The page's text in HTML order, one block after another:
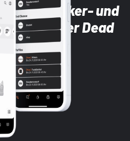
Sneaker- und
mit der Dead